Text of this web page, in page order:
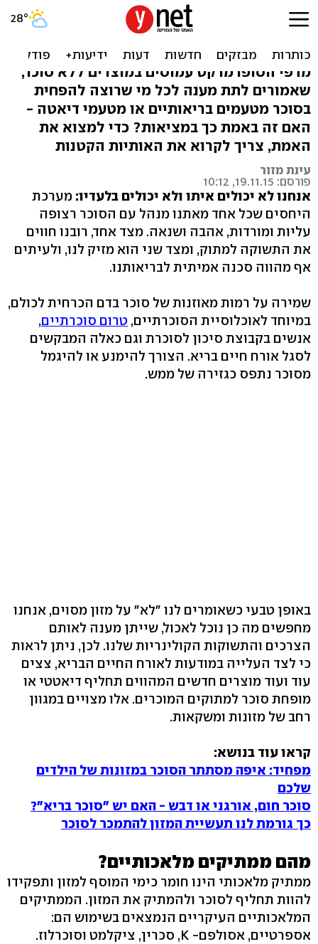
תתפלאו: מוצר ללא סוכר
עדיף מהמוצר הרגיל?
מדפי הסופרמרקט עמוסים במוצרים ללא סוכר,
שאמורים לתת מענה לכל מי שרוצה להפחית
בסוכר מטעמים בריאותיים או מטעמי דיאטה -
האם זה באמת כך במציאות? כדי למצוא את
האמת, צריך לקרוא את האותיות הקטנות
עינת מזור
פורסם: 19.11.15, 10:12
אנחנו לא יכולים איתו ולא יכולים בלעדיו: מערכת
היחסים שכל אחד מאתנו מנהל עם הסוכר רצופה
עליות ומורדות, אהבה ושנאה. מצד אחד, רובנו חווים
את התשוקה למתוק, ומצד שני הוא מזיק לנו, ולעיתים
אף מהווה סכנה אמיתית לבריאותנו.
שמירה על רמות מאוזנות של סוכר בדם הכרחית לכולם,
במיוחד לאוכלוסיית הסוכרתיים, טרום סוכרתיים,
אנשים בקבוצת סיכון לסוכרת וגם כאלה המבקשים
לסגל אורח חיים בריא. הצורך להימנע או להיגמל
מסוכר נתפס כגזירה של ממש.
באופן טבעי כשאומרים לנו "לא" על מזון מסוים, אנחנו
מחפשים מה כן נוכל לאכול, שייתן מענה לאותם
הצרכים והתשוקות הקולינריות שלנו. לכן, ניתן לראות
כי לצד העלייה במודעות לאורח החיים הבריא, צצים
עוד ועוד מוצרים חדשים המהווים תחליף דיאטטי או
מופחת סוכר למתוקים המוכרים. אלו מצויים במגוון
רחב של מזונות ומשקאות.
קראו עוד בנושא:
מפחיד: איפה מסתתר הסוכר במזונות של הילדים
שלכם
סוכר חום, אורגני או דבש - האם יש "סוכר בריא"?
כך גורמת לנו תעשיית המזון להתמכר לסוכר
מהם ממתיקים מלאכותיים?
ממתיק מלאכותי הינו חומר כימי המוסף למזון ותפקידו
להוות תחליף לסוכר ולהמתיק את המזון. הממתיקים
המלאכותיים העיקריים הנמצאים בשימוש הם:
אספרטיים, אסולפם- K, סכרין, ציקלמט וסוכרלוז.